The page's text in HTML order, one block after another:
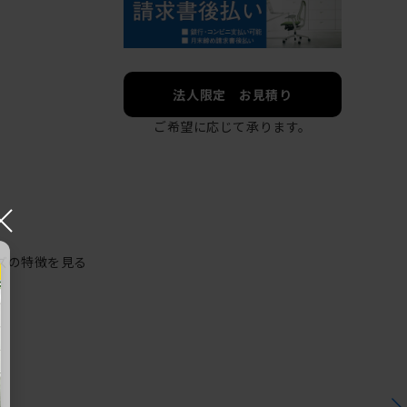
法人限定 お見積り
ご希望に応じて承ります。
の特徴を見る